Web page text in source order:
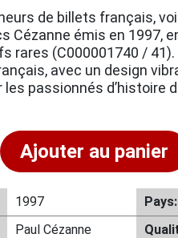
de billets français,
Cézanne émis en 1997,
rares (C000001740 /
avec un design
passionnés d’histoire
Ajouter au panier
1997 Pays:
Paul Cézanne